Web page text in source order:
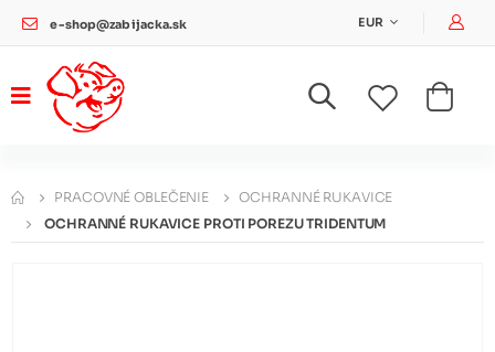
e-shop@zabijacka.sk EUR
PRACOVNÉ OBLEČENIE
OCHRANNÉ RUKAVICE
OCHRANNÉ RUKAVICE PROTI POREZU TRIDENTUM